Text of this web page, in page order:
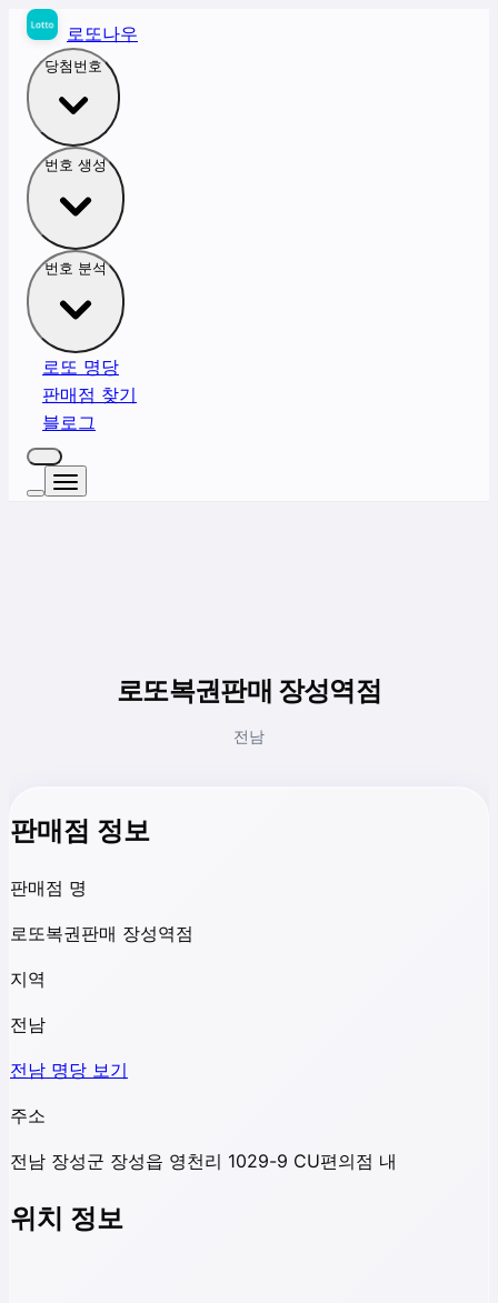
로또나우
당첨번호
번호 생성
번호 분석
로또 명당
판매점 찾기
블로그
로또복권판매 장성역점
전남
판매점 정보
판매점 명
로또복권판매 장성역점
지역
전남
전남 명당 보기
주소
전남 장성군 장성읍 영천리 1029-9 CU편의점 내
위치 정보